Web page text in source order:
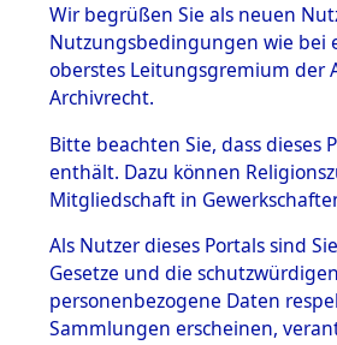
BESTÄNDE
1.
mente
5. Verschiedenes
5.3
Todesmärsche
Wir begrüßen Sie als neuen
Nutzungsbedingungen wie bei
oberstes Leitungsgremium der
Archivrecht.
Bitte beachten Sie, dass
enthält. Dazu können
Mitgliedschaft in
Als Nutzer dieses Portals sind
Gesetze und die
personenbezogene Daten
Sammlungen erscheinen,